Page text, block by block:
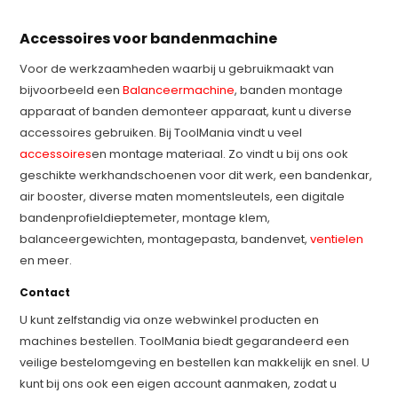
Accessoires voor bandenmachine
Voor de werkzaamheden waarbij u gebruikmaakt van
bijvoorbeeld eenBalanceermachine, banden montage
apparaat of banden demonteer apparaat, kunt u diverse
accessoires gebruiken. Bij ToolMania vindt u veel
accessoiresen montage materiaal. Zo vindt u bij ons ook
geschikte werkhandschoenen voor dit werk, een bandenkar,
air booster, diverse maten momentsleutels, een digitale
bandenprofieldieptemeter, montage klem,
balanceergewichten, montagepasta, bandenvet,ventielen
en meer.
Contact
U kunt zelfstandig via onze webwinkel producten en
machines bestellen. ToolMania biedt gegarandeerd een
veilige bestelomgeving en bestellen kan makkelijk en snel. U
kunt bij ons ook een eigen account aanmaken, zodat u